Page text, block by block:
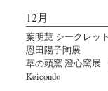
12月
葉明慧 シークレッ
恩田陽子陶展
草の頭窯 澄心窯
Keicondo